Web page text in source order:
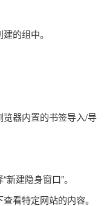
的组中。
览器内置的书签导入/导
建隐身窗口”。
看特定网站的内容。